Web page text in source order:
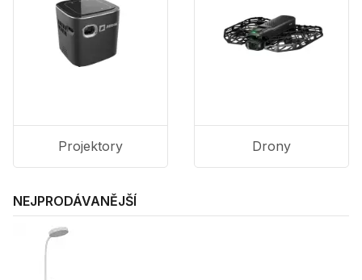
Projektory Drony
NEJPRODÁVANĚJŠÍ